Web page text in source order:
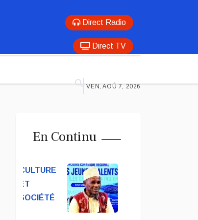
Direct Radio
Direct TV
VEN, AOÛ 7, 2026
En Continu
CULTURE
ET
SOCIÉTÉ